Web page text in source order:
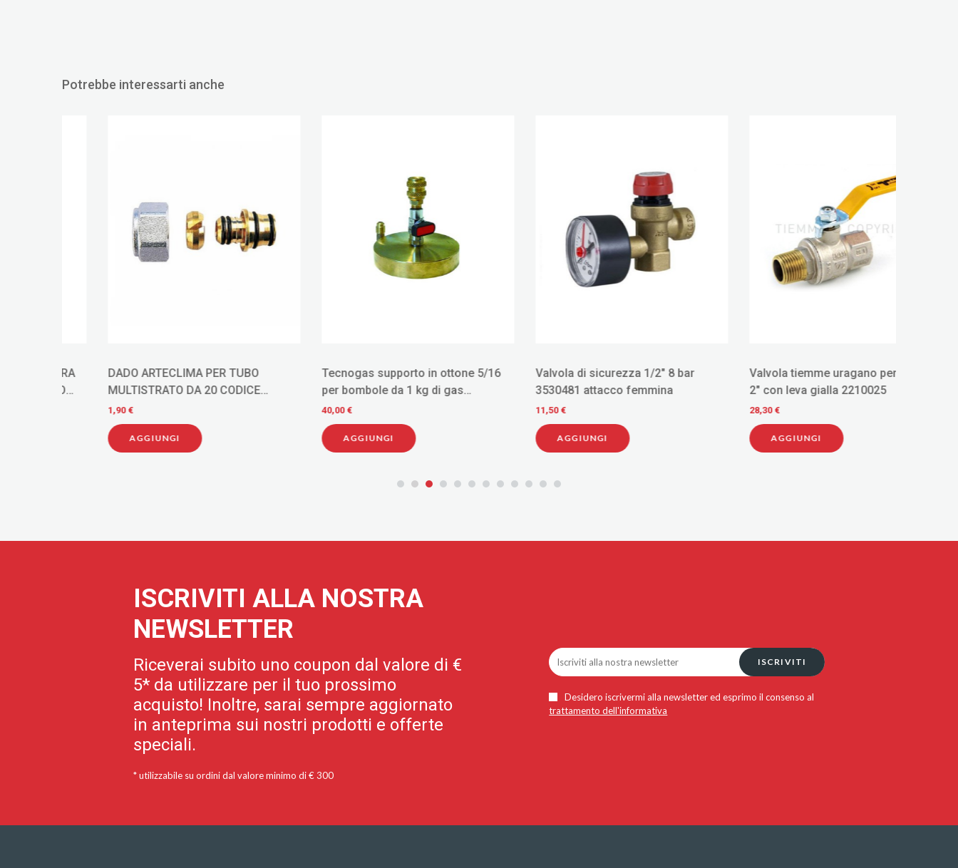
Potrebbe interessarti anche
DADO ARTECLIMA PER TUBO
MULTISTRATO DA 20 CODICE
AC75320C
AGGIUNGI
Tecnogas supporto in ottone 5/16
per bombole da 1 kg di gas
refrigerante
AGGIUNGI
Valvola di sicurezza 1/2" 8 bar
3530481 attacco femmina
AGGIUNGI
Valvola tiemme uragano per gas m/f
2" con leva gialla 2210025
AGGIUNGI
ISCRIVITI ALLA NOSTRA
NEWSLETTER
Riceverai subito uno coupon dal valore di €
5* da utilizzare per il tuo prossimo
acquisto! Inoltre, sarai sempre aggiornato
in anteprima sui nostri prodotti e offerte
speciali.
* utilizzabile su ordini dal valore minimo di € 300
ISCRIVITI
Desidero iscrivermi alla newsletter ed esprimo il consenso al
trattamento dell'informativa